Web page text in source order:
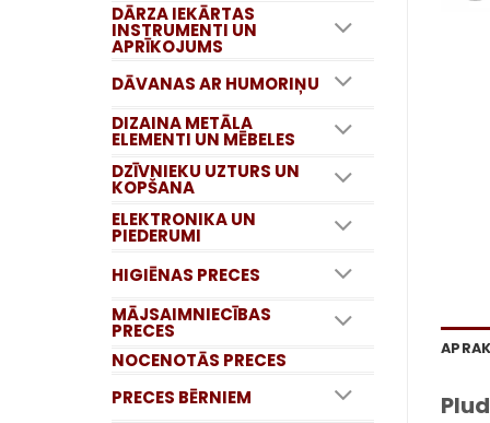
DĀRZA IEKĀRTAS
INSTRUMENTI UN
APRĪKOJUMS
DĀVANAS AR HUMORIŅU
DIZAINA METĀLA
ELEMENTI UN MĒBELES
DZĪVNIEKU UZTURS UN
KOPŠANA
ELEKTRONIKA UN
PIEDERUMI
HIGIĒNAS PRECES
MĀJSAIMNIECĪBAS
PRECES
NOCENOTĀS PRECES
PRECES BĒRNIEM